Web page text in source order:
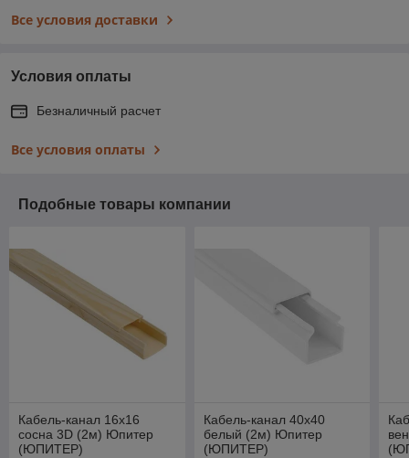
Все условия доставки
Условия оплаты
Безналичный расчет
Все условия оплаты
Подобные товары компании
Кабель-канал 16х16
сосна 3D (2м) Юпитер
(ЮПИТЕР)
Кабель-канал 40х40
белый (2м) Юпитер
(ЮПИТЕР)